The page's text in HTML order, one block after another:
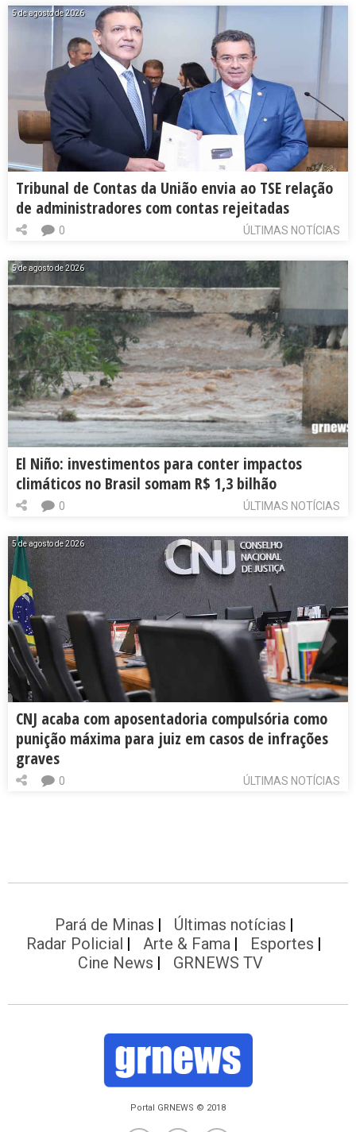
5 de agosto de 2026
Tribunal de Contas da União envia ao TSE relação
de administradores com contas rejeitadas
ÚLTIMAS NOTÍCIAS
0
5 de agosto de 2026
El Niño: investimentos para conter impactos
climáticos no Brasil somam R$ 1,3 bilhão
ÚLTIMAS NOTÍCIAS
0
5 de agosto de 2026
CNJ acaba com aposentadoria compulsória como
punição máxima para juiz em casos de infrações
graves
ÚLTIMAS NOTÍCIAS
0
Pará de Minas
Últimas notícias
Radar Policial
Arte & Fama
Esportes
Cine News
GRNEWS TV
Portal GRNEWS © 2018